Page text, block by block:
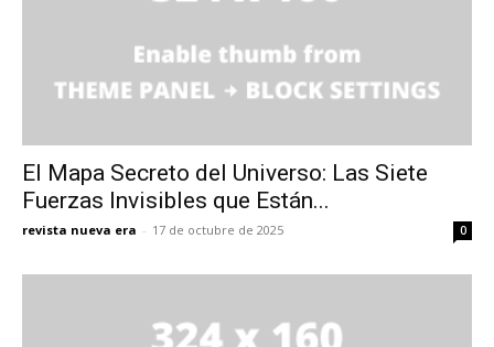
El Mapa Secreto del Universo: Las Siete
Fuerzas Invisibles que Están...
revista nueva era - 17 de octubre de 2025 0